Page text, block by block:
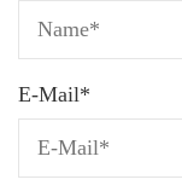
E-Mail*